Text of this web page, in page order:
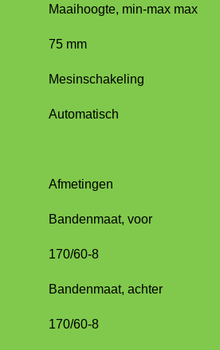
Maaihoogte, min-max max
75 mm
Mesinschakeling
Automatisch
Afmetingen
Bandenmaat, voor
170/60-8
Bandenmaat, achter
170/60-8